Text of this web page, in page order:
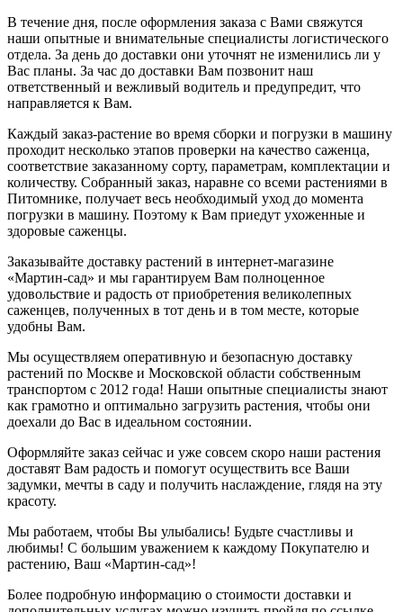
В течение дня, после оформления заказа с Вами свяжутся
наши опытные и внимательные специалисты логистического
отдела. За день до доставки они уточнят не изменились ли у
Вас планы. За час до доставки Вам позвонит наш
ответственный и вежливый водитель и предупредит, что
направляется к Вам.
Каждый заказ-растение во время сборки и погрузки в машину
проходит несколько этапов проверки на качество саженца,
соответствие заказанному сорту, параметрам, комплектации и
количеству. Собранный заказ, наравне со всеми растениями в
Питомнике, получает весь необходимый уход до момента
погрузки в машину. Поэтому к Вам приедут ухоженные и
здоровые саженцы.
Заказывайте доставку растений в интернет-магазине
«Мартин-сад» и мы гарантируем Вам полноценное
удовольствие и радость от приобретения великолепных
саженцев, полученных в тот день и в том месте, которые
удобны Вам.
Мы осуществляем оперативную и безопасную доставку
растений по Москве и Московской области собственным
транспортом с 2012 года! Наши опытные специалисты знают
как грамотно и оптимально загрузить растения, чтобы они
доехали до Вас в идеальном состоянии.
Оформляйте заказ сейчас и уже совсем скоро наши растения
доставят Вам радость и помогут осуществить все Ваши
задумки, мечты в саду и получить наслаждение, глядя на эту
красоту.
Мы работаем, чтобы Вы улыбались! Будьте счастливы и
любимы! С большим уважением к каждому Покупателю и
растению, Ваш «Мартин-сад»!
Более подробную информацию о стоимости доставки и